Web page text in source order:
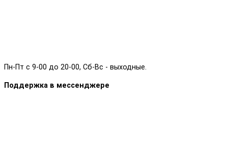
Пн-Пт с 9-00 до 20-00, Сб-Вс - выходные.
Поддержка в мессенджере